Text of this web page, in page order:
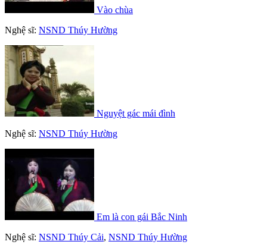
Vào chùa
Nghệ sĩ: NSND Thúy Hường
Nguyệt gác mái đình
Nghệ sĩ: NSND Thúy Hường
Em là con gái Bắc Ninh
Nghệ sĩ: NSND Thúy Cải, NSND Thúy Hường